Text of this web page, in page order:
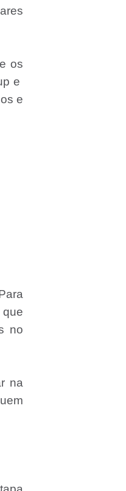
os
e
e
no
na